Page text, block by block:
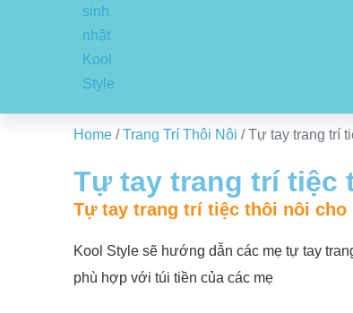
Home /Trang Trí Thôi Nôi / Tự tay trang trí
Tự tay trang trí tiệc
Tự tay trang trí tiệc thôi nôi cho
Kool Style sẽ hướng dẫn các mẹ tự tay
phù hợp với túi tiền của các mẹ